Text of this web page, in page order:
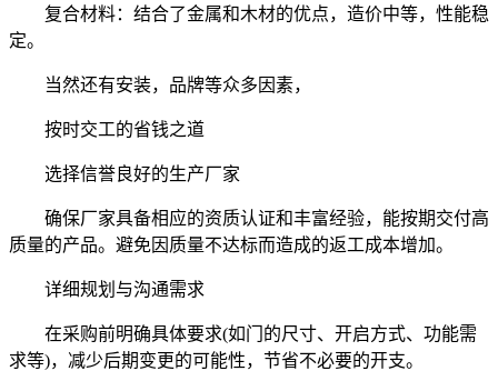
复合材料：结合了金属和木材的优点，造价中等，性能稳
定。
当然还有安装，品牌等众多因素，
按时交工的省钱之道
选择信誉良好的生产厂家
确保厂家具备相应的资质认证和丰富经验，能按期交付高
质量的产品。避免因质量不达标而造成的返工成本增加。
详细规划与沟通需求
在采购前明确具体要求(如门的尺寸、开启方式、功能需
求等)，减少后期变更的可能性，节省不必要的开支。